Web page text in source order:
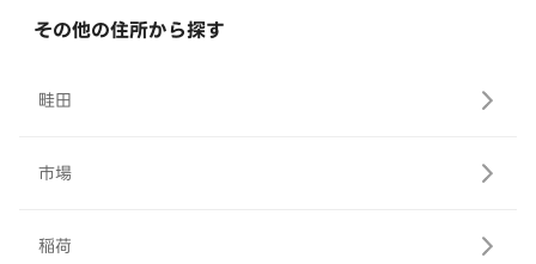
その他の住所から探す
畦田
市場
稲荷